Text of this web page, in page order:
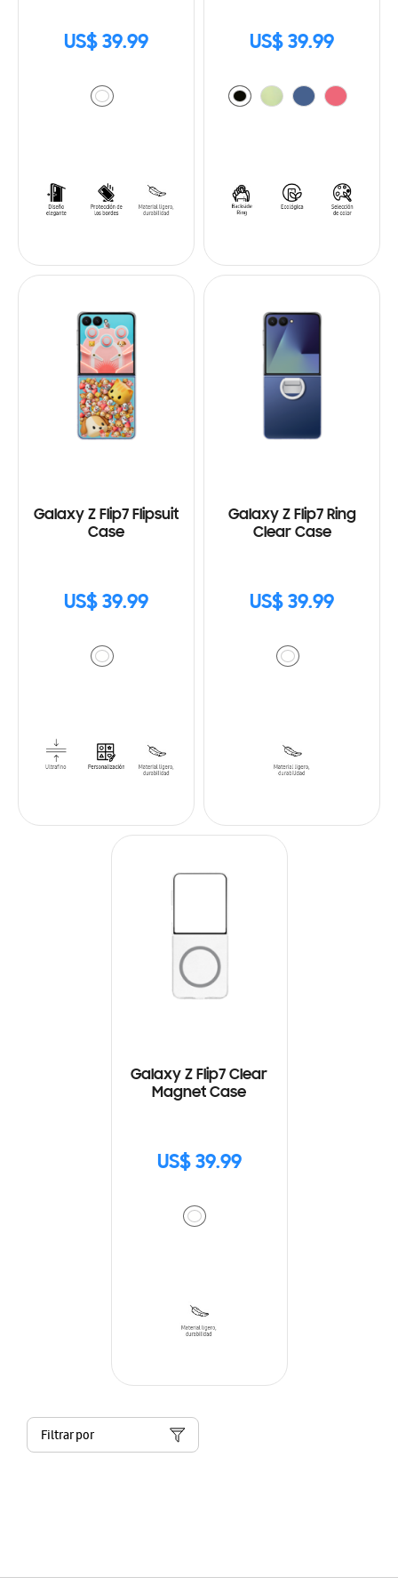
US$ 39.99 US$ 39.99
Galaxy Z Flip7 Flipsuit
Case
US$ 39.99
Galaxy Z Flip7 Ring
Clear Case
US$ 39.99
Galaxy Z Flip7 Clear
Magnet Case
US$ 39.99
Filtrar por